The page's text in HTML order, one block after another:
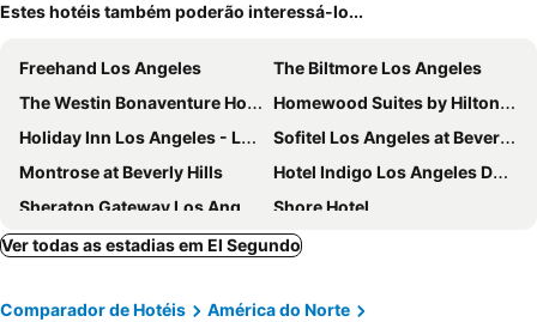
Estes hotéis também poderão interessá-lo...
Freehand Los Angeles
The Biltmore Los Angeles
The Westin Bonaventure Hotel & Suites, Los Angeles
Homewood Suites by Hilton Los Angeles International Airport
Holiday Inn Los Angeles - LAX Airport by IHG
Sofitel Los Angeles at Beverly Hills
Montrose at Beverly Hills
Hotel Indigo Los Angeles Downtown By Ihg
Sheraton Gateway Los Angeles Hotel
Shore Hotel
Hilton Garden Inn LAX Los Angeles Airport
STILE Downtown Los Angeles
The LINE Hotel LA
Hotel MdR Marina del Rey - a DoubleTree by Hilton
Ver todas as estadias em El Segundo
Comparador de Hotéis
América do Norte